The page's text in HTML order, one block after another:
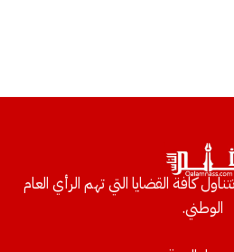
كافة القضايا التي تهم الرأي العام
الوطني.